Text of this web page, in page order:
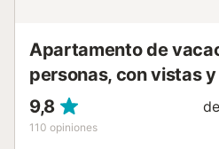
Apartamento de
personas, con vistas
9,8
110 opiniones